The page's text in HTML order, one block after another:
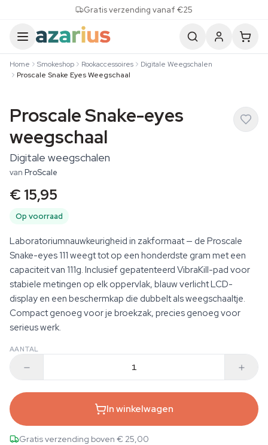
Gratis verzending vanaf €25
Home Smokeshop Rookaccessoires
Digitale Weegschalen
Proscale Snake Eyes Weegschaal
Proscale Snake-eyes
weegschaal
Digitale weegschalen
van ProScale
€ 15,95
Op voorraad
Laboratoriumnauwkeurigheid in zakformaat — de Proscale
Snake-eyes 111 weegt tot op een honderdste gram met een
capaciteit van 111g. Inclusief gepatenteerd VibraKill-pad voor
stabiele metingen op elk oppervlak, blauw verlicht LCD-
display en een beschermkap die dubbelt als weegschaaltje.
Compact genoeg voor je broekzak, precies genoeg voor
serieus werk.
AANTAL
In winkelwagen
Gratis verzending boven € 25,00